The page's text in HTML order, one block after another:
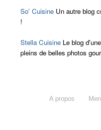
So' Cuisine Un autre blog
!
Stella Cuisine Le blog
pleins de belles photos
A propos